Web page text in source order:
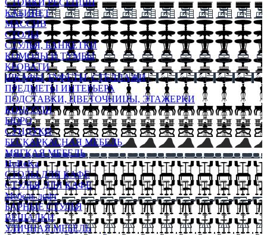
СТОЙКИ РЕСЕПШН
КАБИНЕТ
МАССИВ
СТОЛЫ
СТУЛЬЯ, БАНКЕТКИ
КОМОДЫ И ТУМБЫ
КРОВАТИ
ШКАФЫ, БУФЕТЫ, СТЕЛЛАЖИ
ПРЕДМЕТЫ ИНТЕРЬЕРА
ПОДСТАВКИ, ЦВЕТОЧНИЦЫ, ЭТАЖЕРКИ
КОНСОЛИ
БЮРО
СУНДУКИ
БЕСКАРКАСНАЯ МЕБЕЛЬ
МЯГКАЯ МЕБЕЛЬ
HoReKa
СТОЛЫ ДЛЯ КАФЕ
СТУЛЬЯ ДЛЯ КАФЕ
Мебель лофт
БАРНЫЕ СТУЛЬЯ
ВЕШАЛКИ
УЛИЧНАЯ МЕБЕЛЬ